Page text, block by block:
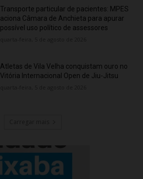
Transporte particular de pacientes: MPES
aciona Câmara de Anchieta para apurar
possível uso político de assessores
Atletas de Vila Velha conquistam ouro no
Vitória Internacional Open de Jiu-Jitsu